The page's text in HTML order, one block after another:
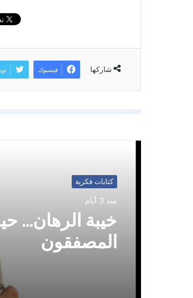
شاركها فيسبوك
كتابات فكرية
منذ 3 أيام
خيبة الرهان…
كتابات فكرية
منذ 3 أيام
ترامب بين إعلان
ارتباك القوة
إيران الموقوتة